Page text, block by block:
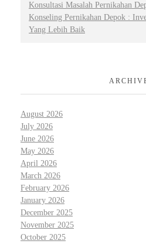
Konsultasi Masalah Pernikahan
Konseling Pernikahan Depok :
Yang Lebih Baik
August 2026
July 2026
June 2026
May 2026
April 2026
March 2026
February 2026
January 2026
December 2025
November 2025
October 2025